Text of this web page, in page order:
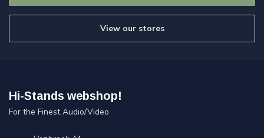
View our stores
Hi-Stands webshop!
For the Finest Audio/Video